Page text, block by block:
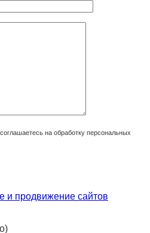
на обработку персональных
и продвижение сайтов